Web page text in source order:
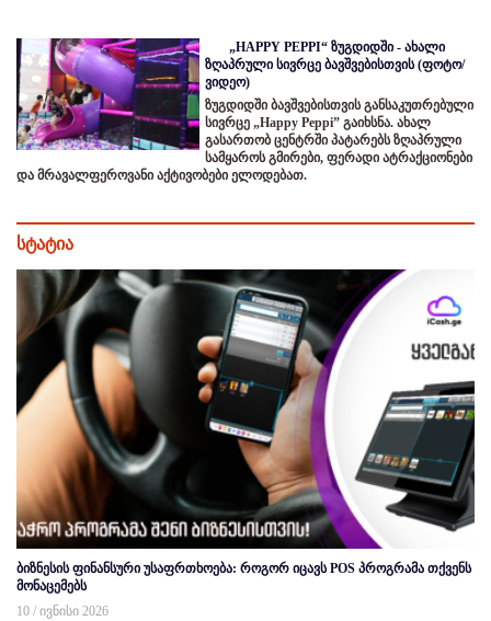
„HAPPY PEPPI“ ზუგდიდში - ახალი
ზღაპრული სივრცე ბავშვებისთვის (ფოტო/
ვიდეო)
ზუგდიდში ბავშვებისთვის განსაკუთრებული
სივრცე „Happy Peppi” გაიხსნა. ახალ
გასართობ ცენტრში პატარებს ზღაპრული
სამყაროს გმირები, ფერადი ატრაქციონები
და მრავალფეროვანი აქტივობები ელოდებათ.
სტატია
ბიზნესის ფინანსური უსაფრთხოება: როგორ იცავს POS პროგრამა თქვენს
მონაცემებს
10 / ივნისი 2026